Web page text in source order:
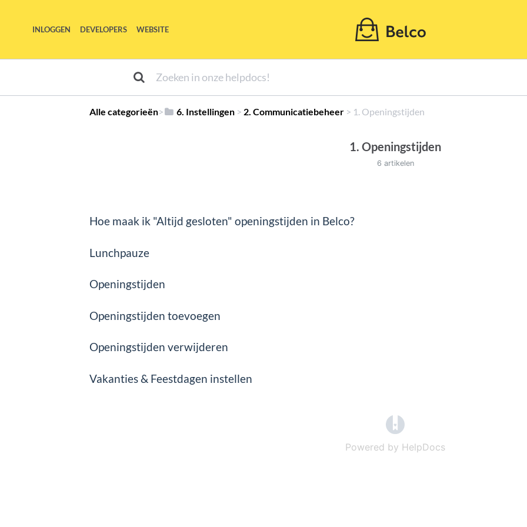
INLOGGEN DEVELOPERS WEBSITE
Alle categorieën​>​ ​6. Instellingen ​ > ​ ​2. Communicatiebeheer ​ > ​ ​1. Openingstijden
1. Openingstijden
6 artikelen
Hoe maak ik "Altijd gesloten" openingstijden in Belco?
Lunchpauze
Openingstijden
Openingstijden toevoegen
Openingstijden verwijderen
Vakanties & Feestdagen instellen
Powered by HelpDocs